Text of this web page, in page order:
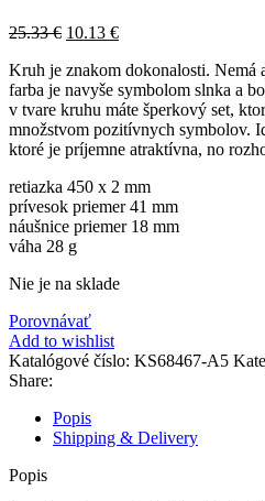
25.33€ 10.13 €
Kruh je znakom dokonalosti. Nemá
farba je navyše symbolom slnka a
v tvare kruhu máte šperkový set,
množstvom pozitívnych symbolov.
ktoré je príjemne atraktívna, no
retiazka 450 x 2 mm
prívesok priemer 41 mm
náušnice priemer 18 mm
váha 28 g
Nie je na sklade
Porovnávať
Add to wishlist
Katalógové číslo: KS68467-A5
Share:
Popis
Shipping & Delivery
Popis